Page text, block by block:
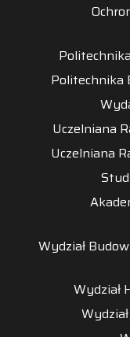
Politechnika
Uczelniana
Uczelniana
Wydział
Wydział